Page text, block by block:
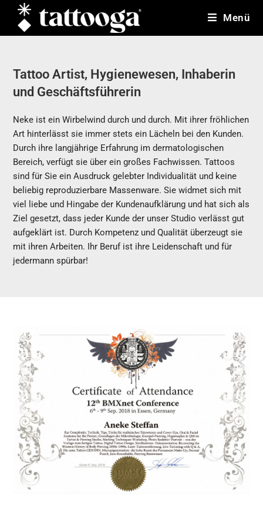
springen
Menü
Tattoo Artist, Hygienewesen, Inhaberin
und Geschäftsführerin
Neke ist ein Wirbelwind durch und durch. Mit ihrer fröhlichen
Art hinterlässt sie immer stets ein Lächeln bei den Kunden.
Durch ihre langjährige Erfahrung im dermatologischen
Bereich, verfügt sie über ein großes Fachwissen. Tattoos
sind für Sie ein Ausdruck gelebter Individualität und keine
beliebig reproduzierbare Massenware. Sie widmet sich mit
viel liebe und Hingabe der Kundenaufklärung und hat sich als
Ziel gesetzt, dass jeder Kunde der unser Studio verlässt gut
aufgeklärt ist. Durch Kompetenz und Qualität überzeugt sie
mit ihren Arbeiten. Ihr Beruf ist ihre Leidenschaft und für
jedermann spürbar!